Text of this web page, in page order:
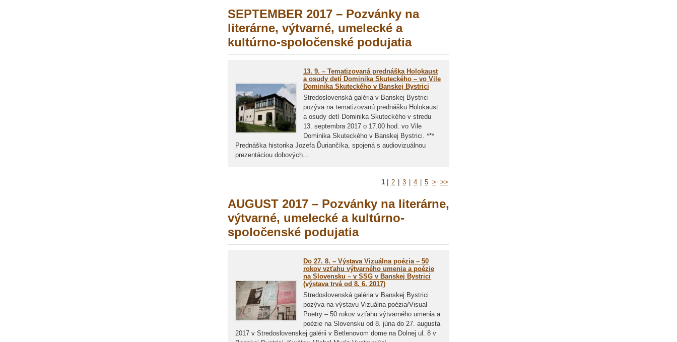
SEPTEMBER 2017 – Pozvánky na
literárne, výtvarné, umelecké a
kultúrno-spoločenské podujatia
13. 9. – Tematizovaná prednáška Holokaust
a osudy detí Dominika Skuteckého – vo Vile
Dominika Skuteckého v Banskej Bystrici
Stredoslovenská galéria v Banskej Bystrici
pozýva na tematizovanú prednášku Holokaust
a osudy detí Dominika Skuteckého v stredu
13. septembra 2017 o 17.00 hod. vo Vile
Dominika Skuteckého v Banskej Bystrici. ***
Prednáška historika Jozefa Ďuriančíka, spojená s audiovizuálnou
prezentáciou dobových...
1 2 3 4 5 > >>
AUGUST 2017 – Pozvánky na literárne,
výtvarné, umelecké a kultúrno-
spoločenské podujatia
Do 27. 8. – Výstava Vizuálna poézia – 50
rokov vzťahu výtvarného umenia a poézie
na Slovensku – v SSG v Banskej Bystrici
(výstava trvá od 8. 6. 2017)
Stredoslovenská galéria v Banskej Bystrici
pozýva na výstavu Vizuálna poézia/Visual
Poetry – 50 rokov vzťahu výtvarného umenia a
poézie na Slovensku od 8. júna do 27. augusta
2017 v Stredoslovenskej galérii v Betlenovom dome na Dolnej ul. 8 v